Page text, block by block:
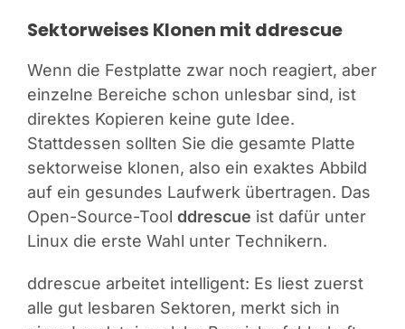
Sektorweises Klonen mit ddrescue
Wenn die Festplatte zwar noch reagiert, aber
einzelne Bereiche schon unlesbar sind, ist
direktes Kopieren keine gute Idee.
Stattdessen sollten Sie die gesamte Platte
sektorweise klonen, also ein exaktes Abbild
auf ein gesundes Laufwerk übertragen. Das
Open-Source-Tool ddrescue ist dafür unter
Linux die erste Wahl unter Technikern.
ddrescue arbeitet intelligent: Es liest zuerst
alle gut lesbaren Sektoren, merkt sich in